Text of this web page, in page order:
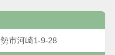
市河崎1-9-28